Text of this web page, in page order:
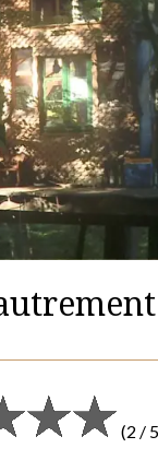
on
11
cine2909
(2 /